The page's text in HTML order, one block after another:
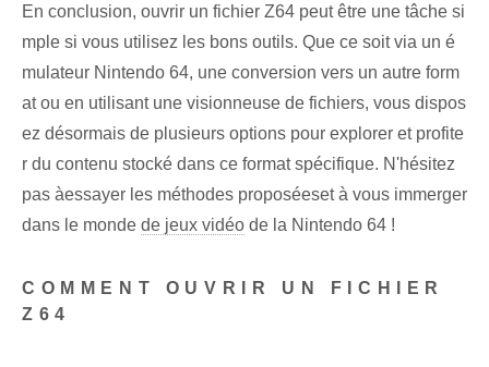
En conclusion, ouvrir un fichier Z64 peut être une tâche si
mple si vous utilisez les bons outils. Que ce soit via un é
mulateur Nintendo 64, une conversion vers un autre form
at ou en utilisant une visionneuse de fichiers, vous dispos
ez désormais de plusieurs options pour explorer et profite
r du contenu stocké dans ce format spécifique. N'hésitez
pas à‌essayer les méthodes proposées⁤et à vous immerger
dans le monde de jeux vidéo de la Nintendo 64 !
COMMENT OUVRIR UN FICHIER⁣
Z64